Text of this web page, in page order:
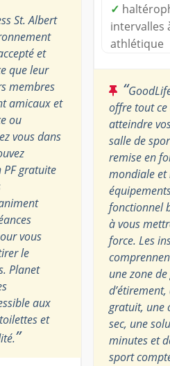
St. Albert
et
que leur
membres
amicaux et
ou
vous dans
PF gratuite
vous
le
Planet
aux
et
”
✓
intervalles
athlétique
“
offre tout
atteindre
salle de
remise en
mondiale et
fonctionnel
à vous
force. Les
une zone
gratuit, une
sec, une
minutes et
sport